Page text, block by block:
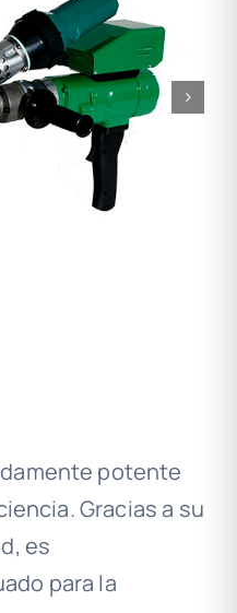
potente
Gracias a su
es
para la